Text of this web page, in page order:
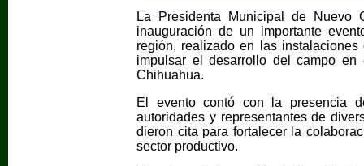
La Presidenta Municipal de Nuevo
inauguración de un importante
región, realizado en las
impulsar el desarrollo del campo
Chihuahua.
El evento contó con la presencia
autoridades y representantes de
dieron cita para fortalecer la
sector productivo.